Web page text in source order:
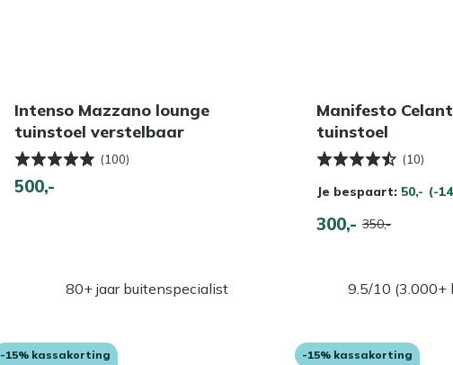
Intenso Mazzano lounge
tuinstoel verstelbaar
(100)
500,-
Manifesto
tuinstoel
(10)
Je bespaart: 50,- (-
300,- 350,-
80+ jaar buitenspecialist 9.5/10 (3.000+
-15% kassakorting -15% kassakorting